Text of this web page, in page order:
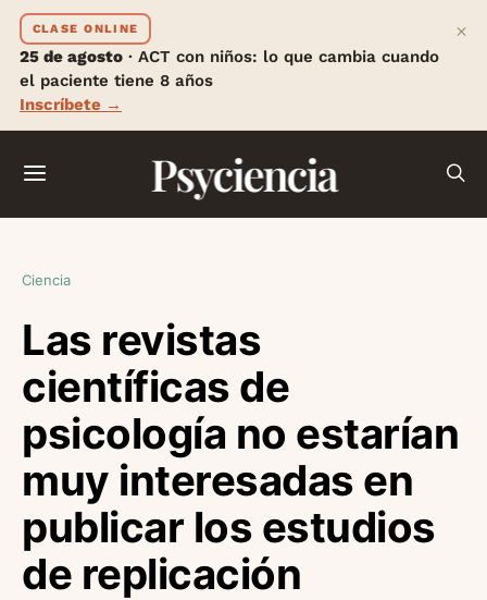
CLASE ONLINE
25 de agosto · ACT con niños: lo que cambia cuando
el paciente tiene 8 años
Inscríbete →
×
Psyciencia
Ciencia
Las revistas
científicas de
psicología no estarían
muy interesadas en
publicar los estudios
de replicación